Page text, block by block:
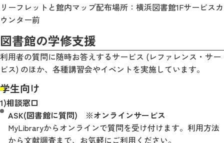
リーフレットと館内マップ配布場所：横浜図書館1Fサービスカ
ウンター前
図書館の学修支援
利用者の質問に随時お答えするサービス (レファレンス・サー
ビス) のほか、各種講習会やイベントを実施しています。
学生向け
1)相談窓口
ASK(図書館に質問) ※オンラインサービス
MyLibraryからオンラインで質問を受け付けます。利用方法
から文献調査まで、お気軽にご利用ください。